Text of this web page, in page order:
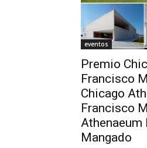
eventos
Premio
Francisco
Chicago
Francisco
Athenaeum
Mangado